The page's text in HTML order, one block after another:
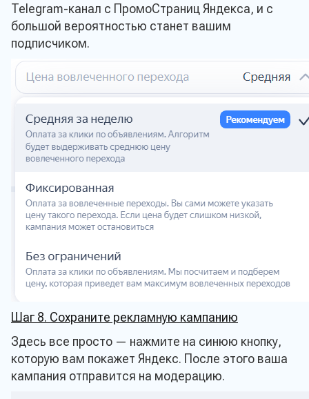
Telegram-канал с ПромоСтраниц Яндекса, и с
большой вероятностью станет вашим
подписчиком.
Шаг 8. Сохраните рекламную кампанию
Здесь все просто — нажмите на синюю кнопку,
которую вам покажет Яндекс. После этого ваша
кампания отправится на модерацию.